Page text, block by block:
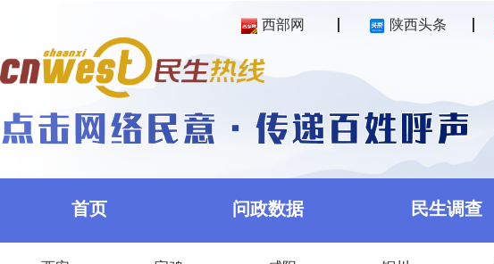
西部网 陕西头条
首页 问政数据 民生调查